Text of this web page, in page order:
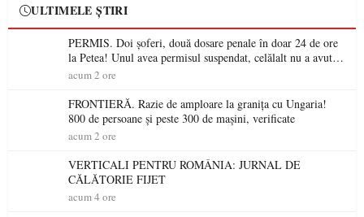
ULTIMELE ȘTIRI
PERMIS. Doi șoferi, două dosare penale în doar 24 de ore
la Petea! Unul avea permisul suspendat, celălalt nu a avut
niciodată permis
acum 2 ore
FRONTIERĂ. Razie de amploare la granița cu Ungaria!
800 de persoane și peste 300 de mașini, verificate
acum 2 ore
VERTICALI PENTRU ROMÂNIA: JURNAL DE
CĂLĂTORIE FIJET
acum 4 ore